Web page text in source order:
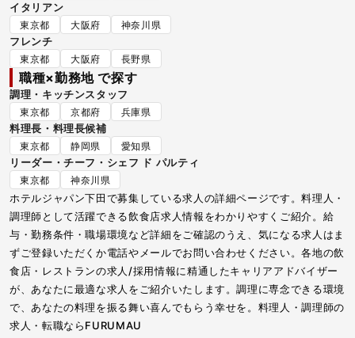
イタリアン
東京都 大阪府 神奈川県
フレンチ
東京都 大阪府 長野県
職種×勤務地 で探す
調理・キッチンスタッフ
東京都 京都府 兵庫県
料理長・料理長候補
東京都 静岡県 愛知県
リーダー・チーフ・シェフ ド パルティ
東京都 神奈川県
ホテルジャパン下田で募集している求人の詳細ページです。料理人・
調理師として活躍できる飲食店求人情報をわかりやすくご紹介。給
与・勤務条件・職場環境など詳細をご確認のうえ、気になる求人はま
ずご登録いただくか電話やメールでお問い合わせください。各地の飲
食店・レストランの求人/採用情報に精通したキャリアアドバイザー
が、あなたに最適な求人をご紹介いたします。調理に専念できる環境
で、あなたの料理を振る舞い喜んでもらう幸せを。料理人・調理師の
求人・転職ならFURUMAU